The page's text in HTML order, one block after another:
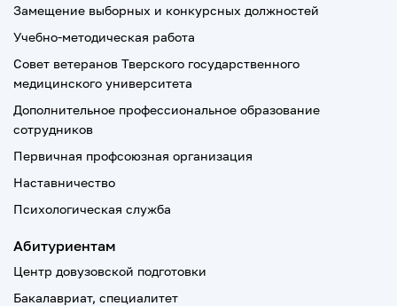
Замещение выборных и конкурсных должностей
Учебно-методическая работа
Совет ветеранов Тверского государственного
медицинского университета
Дополнительное профессиональное образование
сотрудников
Первичная профсоюзная организация
Наставничество
Психологическая служба
Абитуриентам
Центр довузовской подготовки
Бакалавриат, специалитет